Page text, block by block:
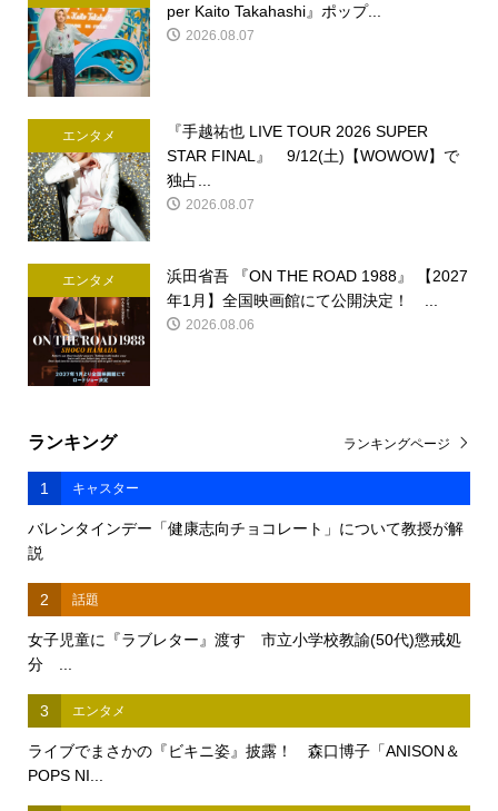
per Kaito Takahashi』ポップ...
2026.08.07
エンタメ
『手越祐也 LIVE TOUR 2026 SUPER
STAR FINAL』 9/12(土)【WOWOW】で
独占...
2026.08.07
エンタメ
浜田省吾 『ON THE ROAD 1988』 【2027
年1月】全国映画館にて公開決定！ ...
2026.08.06
ランキング
1 キャスター
バレンタインデー「健康志向チョコレート」について教授が解
説
2 話題
女子児童に『ラブレター』渡す 市立小学校教諭(50代)懲戒処
分 ...
3 エンタメ
ライブでまさかの『ビキニ姿』披露！ 森口博子「ANISON＆
POPS NI...
ランキングページ